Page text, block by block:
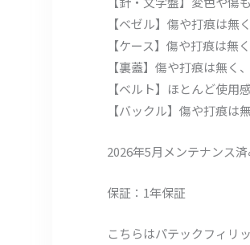
【ベゼル】傷や打痕は無
【ケース】傷や打痕は無
【裏蓋】傷や打痕は無く
【ベルト】ほとんど使用
【バックル】傷や打痕は
2026年5月メンテナンス
保証：1年保証
こちらはパテックフィリ